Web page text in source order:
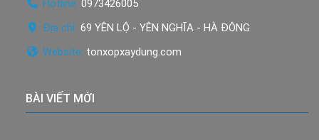
Hotline: 0973426005
Địa chỉ: 69 YÊN LỘ - YÊN NGHĨA - HÀ ĐÔNG
Website: tonxopxaydung.com
BÀI VIẾT MỚI